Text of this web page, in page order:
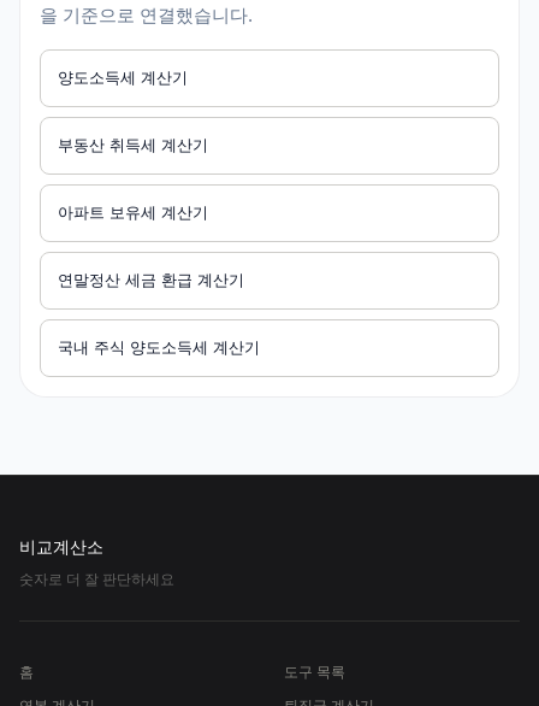
을 기준으로 연결했습니다.
양도소득세 계산기
부동산 취득세 계산기
아파트 보유세 계산기
연말정산 세금 환급 계산기
국내 주식 양도소득세 계산기
비교계산소
숫자로 더 잘 판단하세요
홈
도구 목록